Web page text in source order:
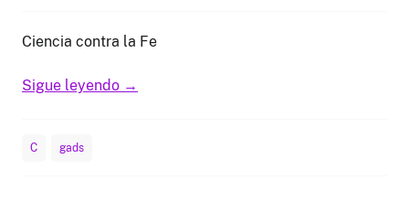
Ciencia contra la Fe
Sigue leyendo →
C gads